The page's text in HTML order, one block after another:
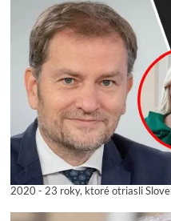
2020 - 23 roky, ktoré otriasli